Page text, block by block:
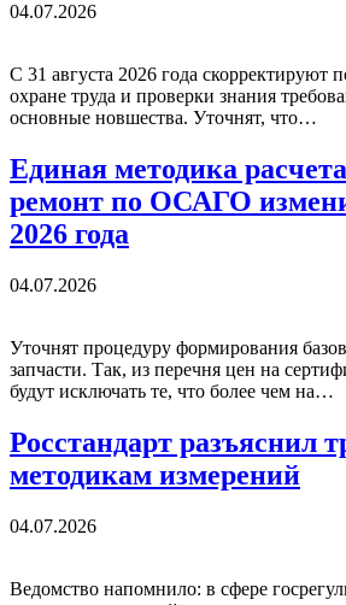
04.07.2026
С 31 августа 2026 года скорректируют
охране труда и проверки знания
основные новшества. Уточнят, что…
Единая методика
ремонт по ОСАГО
2026 года
04.07.2026
Уточнят процедуру формирования
запчасти. Так, из перечня цен на
будут исключать те, что более чем на…
Росстандарт разъяснил
методикам измерений
04.07.2026
Ведомство напомнило: в сфере